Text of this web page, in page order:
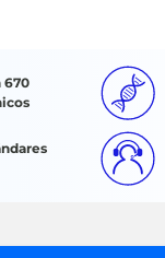
670